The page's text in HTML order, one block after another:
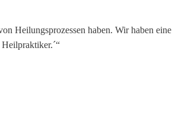
Heilungsprozessen haben. Wir haben eine